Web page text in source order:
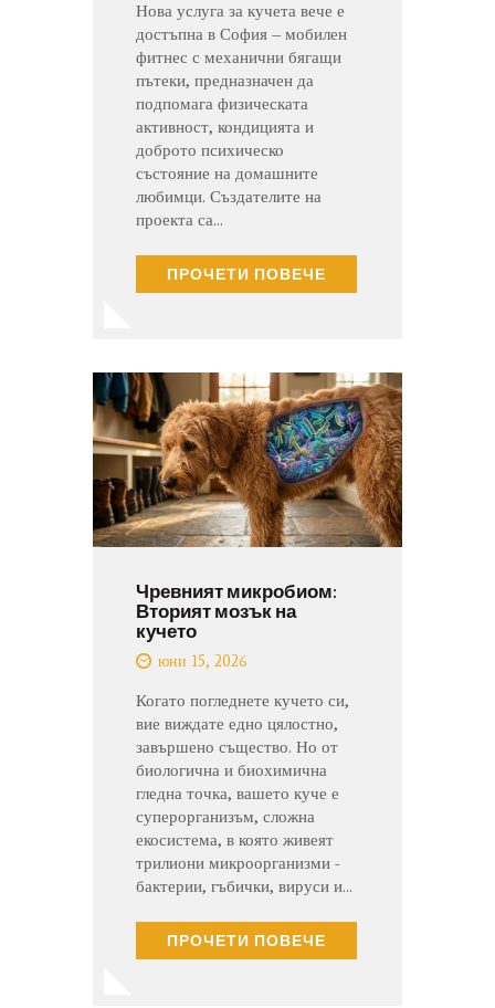
Нова услуга за кучета вече е
достъпна в София – мобилен
фитнес с механични бягащи
пътеки, предназначен да
подпомага физическата
активност, кондицията и
доброто психическо
състояние на домашните
любимци. Създателите на
проекта са…
ПРОЧЕТИ ПОВЕЧЕ
Чревният микробиом:
Вторият мозък на
кучето
юни 15, 2026
Когато погледнете кучето си,
вие виждате едно цялостно,
завършено същество. Но от
биологична и биохимична
гледна точка, вашето куче е
суперорганизъм, сложна
екосистема, в която живеят
трилиони микроорганизми -
бактерии, гъбички, вируси и…
ПРОЧЕТИ ПОВЕЧЕ